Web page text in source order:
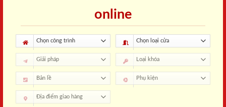
online